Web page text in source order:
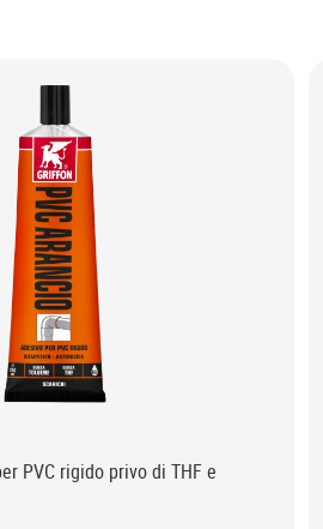
PVC rigido privo di THF e